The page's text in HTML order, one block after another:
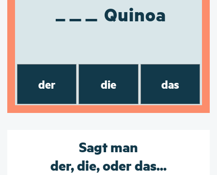
Quinoa
der die das
Sagt man
der, die, oder das...